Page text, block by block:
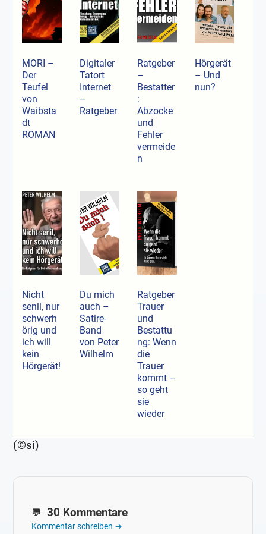
MORI –
Der
Teufel
von
Waibsta
dt
ROMAN
Digitaler
Tatort
Internet
–
Ratgeber
Ratgeber
–
Bestatter
:
Abzocke
und
Fehler
vermeide
n
Hörgerät
– Und
nun?
Nicht
senil, nur
schwerh
örig und
ich will
kein
Hörgerät!
Du mich
auch –
Satire-
Band
von Peter
Wilhelm
Ratgeber
Trauer
und
Bestattu
ng: Wenn
die
Trauer
kommt –
so geht
sie
wieder
(©si)
30 Kommentare
Kommentar schreiben →